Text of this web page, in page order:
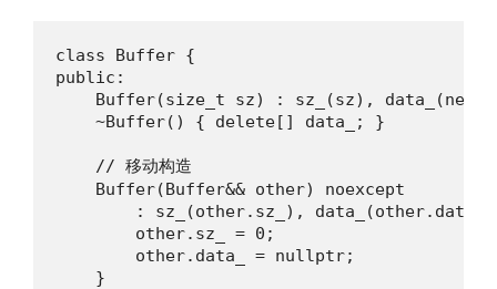
class Buffer {
public:
Buffer(size_t sz) : sz_(sz), data_(new
    ~Buffer() { delete[] data_; }
    // 移动构造
    Buffer(Buffer&& other) noexcept
: sz_(other.sz_),
        other.sz_ = 0;
        other.data_ = nullptr;
    }